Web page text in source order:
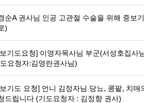
순A 권사님 인공 고관절 수술을 위해 중보
)
기도요청] 이영자목사님 부군(서성호집사
요청자:김영란권사님)
기도 요청] 언니 김정자님 당뇨, 콩팥, 치매
드립니다 (기도요청자 : 김정향 권사)